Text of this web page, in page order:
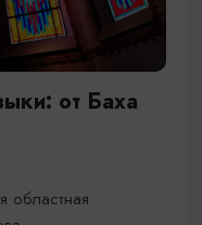
от Баха
областная